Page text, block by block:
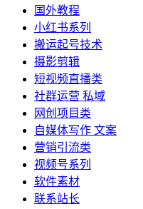
国外教程
小红书系列
搬运起号技术
摄影剪辑
短视频直播类
社群运营 私域
网创项目类
自媒体写作 文案
营销引流类
视频号系列
软件素材
联系站长